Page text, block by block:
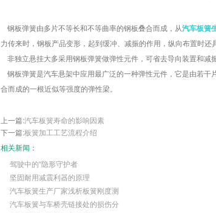
钢板弹簧由多片不等长和不等曲率的钢板叠合而成，从汽车板簧
力传来时，钢板产品变形，起到缓冲、减振的作用，纵向布置时还
非独立悬挂大多采用钢板弹簧做弹性元件，可省去导向装置和减
钢板弹簧是汽车悬架中应用最广泛的一种弹性元件，它是由若
合而成的一根近似等强度的弹性梁。
上一篇:汽车板簧寿命的影响因素
下一篇:板簧加工工艺流程介绍
相关新闻：
驾驶中的“隐形守护者
坚固耐用减震利器的原理
汽车板簧生产厂家浅析板簧刚度测
汽车板簧与车桥壳链接处的损伤分